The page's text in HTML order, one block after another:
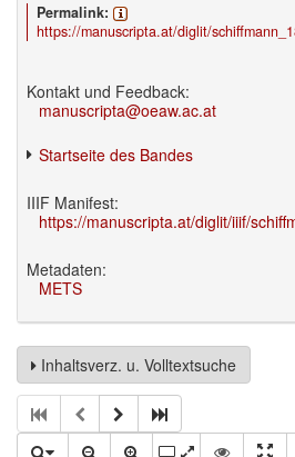
Permalink:
https://manuscripta.at/diglit/
Kontakt und Feedback:
manuscripta@oeaw.ac.at
Startseite des Bandes
IIIF Manifest:
https://manuscripta.at/diglit/iiif/
Metadaten:
METS
Inhaltsverz. u. Volltextsuche